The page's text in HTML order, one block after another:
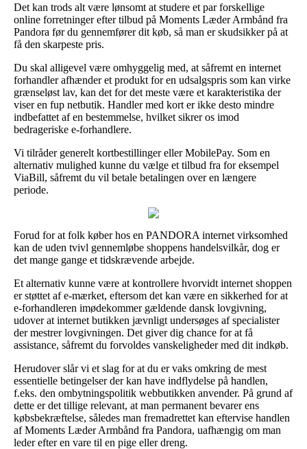
Det kan trods alt være lønsomt at studere et par forskellige
online forretninger efter tilbud på Moments Læder Armbånd fra
Pandora før du gennemfører dit køb, så man er skudsikker på at
få den skarpeste pris.
Du skal alligevel være omhyggelig med, at såfremt en internet
forhandler afhænder et produkt for en udsalgspris som kan virke
grænseløst lav, kan det for det meste være et karakteristika der
viser en fup netbutik. Handler med kort er ikke desto mindre
indbefattet af en bestemmelse, hvilket sikrer os imod
bedrageriske e-forhandlere.
Vi tilråder generelt kortbestillinger eller MobilePay. Som en
alternativ mulighed kunne du vælge et tilbud fra for eksempel
ViaBill, såfremt du vil betale betalingen over en længere
periode.
Forud for at folk køber hos en PANDORA internet virksomhed
kan de uden tvivl gennemløbe shoppens handelsvilkår, dog er
det mange gange et tidskrævende arbejde.
Et alternativ kunne være at kontrollere hvorvidt internet shoppen
er støttet af e-mærket, eftersom det kan være en sikkerhed for at
e-forhandleren imødekommer gældende dansk lovgivning,
udover at internet butikken jævnligt undersøges af specialister
der mestrer lovgivningen. Det giver dig chance for at få
assistance, såfremt du forvoldes vanskeligheder med dit indkøb.
Herudover slår vi et slag for at du er vaks omkring de mest
essentielle betingelser der kan have indflydelse på handlen,
f.eks. den ombytningspolitik webbutikken anvender. På grund af
dette er det tillige relevant, at man permanent bevarer ens
købsbekræftelse, således man fremadrettet kan eftervise handlen
af Moments Læder Armbånd fra Pandora, uafhængig om man
leder efter en vare til en pige eller dreng.